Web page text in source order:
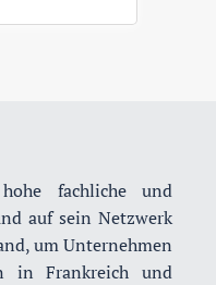
fachliche und
auf sein Netzwerk
um Unternehmen
in Frankreich und